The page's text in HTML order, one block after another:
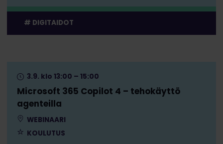
DIGITAIDOT
Microsoft 365 Copilot 4 – tehokäyttö
agenteilla
3.9. klo 13:00 – 15:00
WEBINAARI
KOULUTUS